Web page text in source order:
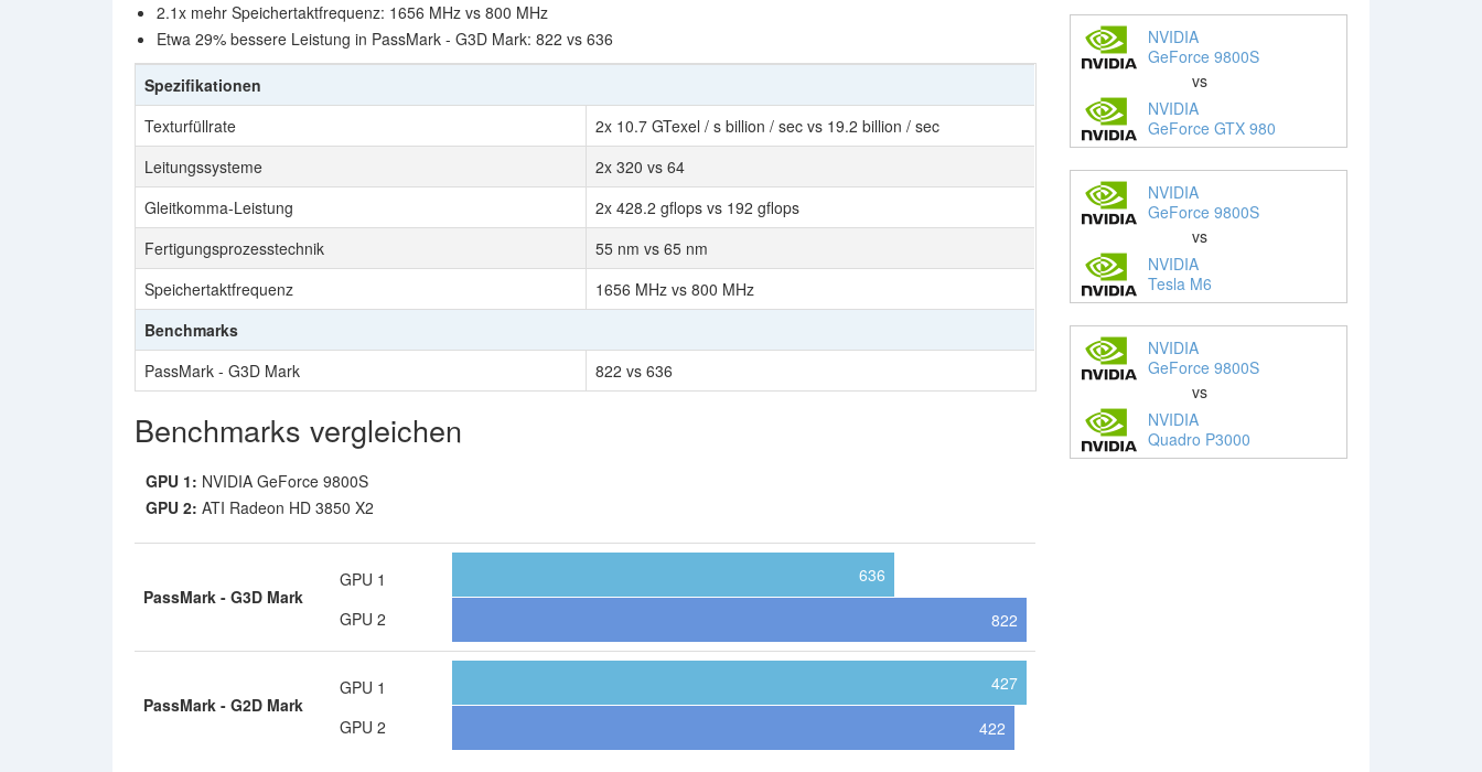
2.1x mehr Speichertaktfrequenz: 1656 MHz vs 800 MHz
Etwa 29% bessere Leistung in PassMark - G3D Mark: 822 vs 636
Spezifikationen
Texturfüllrate
2x 10.7 GTexel / s billion / sec vs 19.2 billion / sec
Leitungssysteme
2x 320 vs 64
Gleitkomma-Leistung
2x 428.2 gflops vs 192 gflops
Fertigungsprozesstechnik
55 nm vs 65 nm
Speichertaktfrequenz
1656 MHz vs 800 MHz
Benchmarks
PassMark - G3D Mark
822 vs 636
Benchmarks vergleichen
GPU 1: NVIDIA GeForce 9800S
GPU 2: ATI Radeon HD 3850 X2
PassMark - G3D Mark
GPU 1
GPU 2
636
822
PassMark - G2D Mark
GPU 1
GPU 2
427
422
NVIDIA
GeForce 9800S
vs
NVIDIA
GeForce GTX 980
NVIDIA
GeForce 9800S
vs
NVIDIA
Tesla M6
NVIDIA
GeForce 9800S
vs
NVIDIA
Quadro P3000